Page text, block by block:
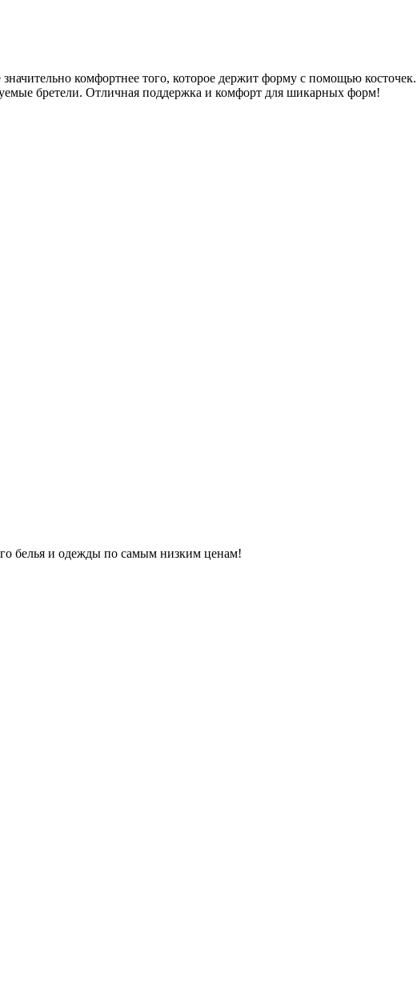
комфортнее того, которое держит форму с помощью
бретели. Отличная поддержка и комфорт для шикарных форм!
белья и одежды по самым низким ценам!